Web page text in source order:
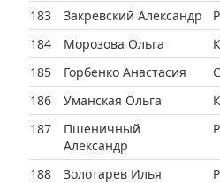
183
Закревский Александр
184
Морозова Ольга
185
Горбенко Анастасия
186
Уманская Ольга
187
Пшеничный
Александр
188 Золотарев Илья